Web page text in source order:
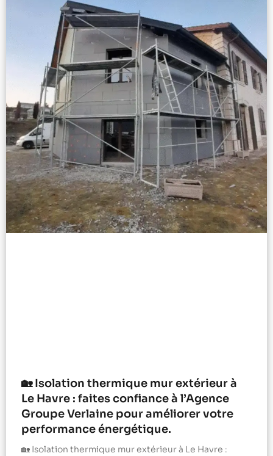
🏡 Isolation thermique mur extérieur à
Le Havre : faites confiance à l’Agence
Groupe Verlaine pour améliorer votre
performance énergétique.
🏡 Isolation thermique mur extérieur à Le Havre :